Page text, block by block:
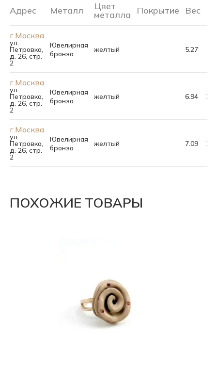
Адрес Металл Цвет
металла Покрытие Вес
г.Москва
ул.
Петровка,
д. 26, стр.
2
Ювелирная
бронза
желтый 5.27
г.Москва
ул.
Петровка,
д. 26, стр.
2
Ювелирная
бронза
желтый 6.94
г.Москва
ул.
Петровка,
д. 26, стр.
2
Ювелирная
бронза
желтый 7.09
ПОХОЖИЕ ТОВАРЫ